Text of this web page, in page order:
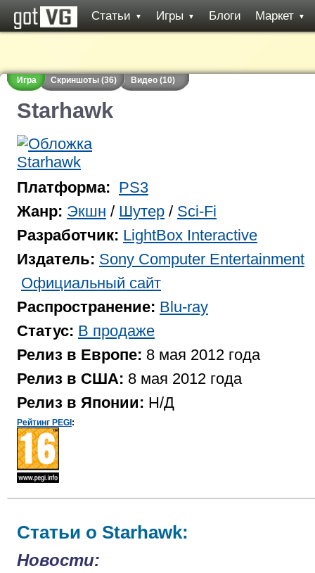
Статьи ▼ Игры ▼ Блоги Маркет ▼
Игра Скриншоты (36) Видео (10)
Starhawk
Платформа: PS3
Жанр: Экшн / Шутер / Sci-Fi
Разработчик: LightBox Interactive
Издатель: Sony Computer Entertainment
Официальный сайт
Распространение: Blu-ray
Статус: В продаже
Релиз в Европе: 8 мая 2012 года
Релиз в США: 8 мая 2012 года
Релиз в Японии: Н/Д
Рейтинг PEGI :
Статьи о Starhawk:
Новости: